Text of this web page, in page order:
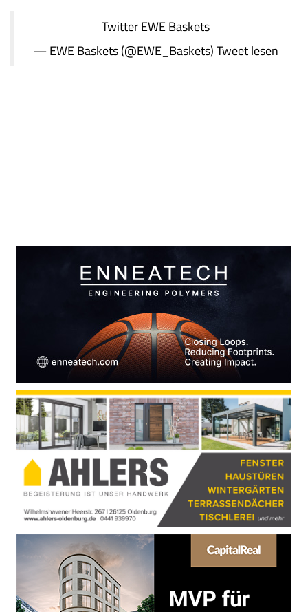
TwitterEWE Baskets
— EWE Baskets (@EWE_Baskets)Tweet lesen